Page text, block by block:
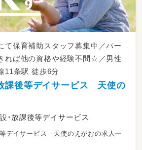
て保育補助スタッフ募集中／パー
れば他の資格や経験不問☆／男性
11条駅 徒歩6分
課後等デイサービス 天使の
・放課後等デイサービス
等デイサービス 天使のえがおの求人一